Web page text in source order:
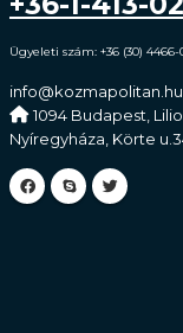
Ügyeleti szám: +36 (30) 4466-
info@kozmapolitan.hu
1094 Budapest,
Nyíregyháza, Körte